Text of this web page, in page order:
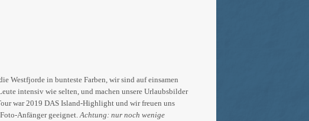
Westfjorde in bunteste Farben, wir sind auf einsamen
intensiv wie selten, und machen unsere Urlaubsbilder
war 2019 DAS Island-Highlight und wir freuen uns
Anfänger geeignet.Achtung: nur noch wenige